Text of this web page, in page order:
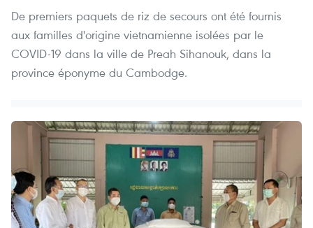
De premiers paquets de riz de secours ont été fournis
aux familles d'origine vietnamienne isolées par le
COVID-19 dans la ville de Preah Sihanouk, dans la
province éponyme du Cambodge.